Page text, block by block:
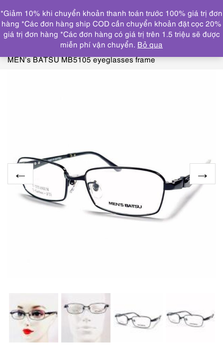
DANH MỤC
Trang chủ KÍNH MẮT
GỌNG KÍNH MỚI/CHƯA SỬ
5472-Gọng kính nam/nữ-Mới/Chưa sử dụng-
MEN’s BATSU MB5105 eyeglasses frame
*Giảm 10% khi chuyển khoản thanh toán trước 100% giá trị đơn
hàng *Các đơn hàng ship COD cần chuyển khoản đặt cọc 20%
giá trị đơn hàng *Các đơn hàng có giá trị trên 1.5 triệu sẽ được
miễn phí vận chuyển. Bỏ qua